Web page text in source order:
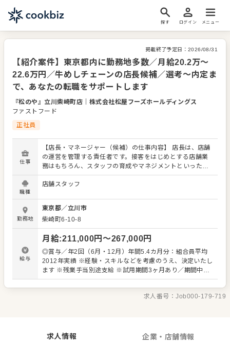
探す ログイン メニュー
掲載終了予定日： 2026/08/31
【紹介案件】東京都内に勤務地多数／月給20.2万～
22.6万円／牛めしチェーンの店長候補／選考～内定ま
で、あなたの転職をサポートします
『松のや』立川柴崎町店
株式会社松屋フーズホールディングス
ファストフード
正社員
仕事
【店長・マネージャー（候補）の仕事内容】 店長は、店舗
の運営を管理する責任者です。接客をはじめとする店舗業
務はもちろん、スタッフの育成やマネジメントといった重
要な役割を担います。メインとなるのは、販促イベントや
キャンペーンの企画なども含め、売上に繋げていくことで
あなたならではのアイデアを積極的に発信してください。
【具体的には…】 ・ホール、キッチンの全体管理 ・予約管
理、電話対応 ・接客、サービス全般 ・売上管理、在庫管理
・スタッフの育成やマネジメント、シフト管理 など 入社
後はスキルに合わせた業務からお任せしますので、徐々に
仕事の幅を広げていきましょう。成長をしっかりサポート
しますので、経験に関わらず安心してスタートできる環境
です。 ゆくゆくはさらにステップアップなどめざせます。
職種
店舗スタッフ
勤務地
東京都／ 立川市
柴崎町6-10-8
給与
月給:211,000円〜267,000円
◎賞与／年2回（6月・12月）年間5.4カ月分：組合員平均
2012年実績 ※経験・スキルなどを考慮のうえ、決定いたし
ます ※残業手当別途支給 ※試用期間3ヶ月あり／期間中、
給与など変動はありません 【年収イメージ】 ◆店舗主任
（入社1年目）／年収405万円～ ◆店長就任後／年収480万
円～589万円（賞与 年2回、役職手当を含む） 【給与テー
（手当は別途）
求人番号：Job000-179-719
求人情報 企業・店舗情報